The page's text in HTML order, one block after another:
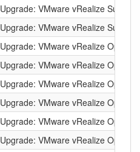
Upgrade: VMware vRealize Suite
Upgrade: VMware vRealize Suite
Upgrade: VMware vRealize
Upgrade: VMware vRealize
Upgrade: VMware vRealize
Upgrade: VMware vRealize
Upgrade: VMware vRealize
Upgrade: VMware vRealize